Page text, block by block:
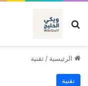
بحث عن
الرئيسية / تقنية
تقنية